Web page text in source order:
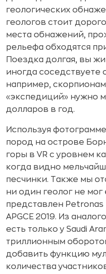
геологических
геологов стоит
места обнажений,
рельефа обходятся
Поездка долгая, вы
иногда соседствуете
например,
«экспедиций» нужно
долларов в год.
Используя
пород на острове
горы в VR с уровнем
когда видно
песчинки. Также мы
ни один геолог не мог
представлен Petronas
APGCE 2019. Из
есть только у Saudi
триллионным
добавить функцию
количества